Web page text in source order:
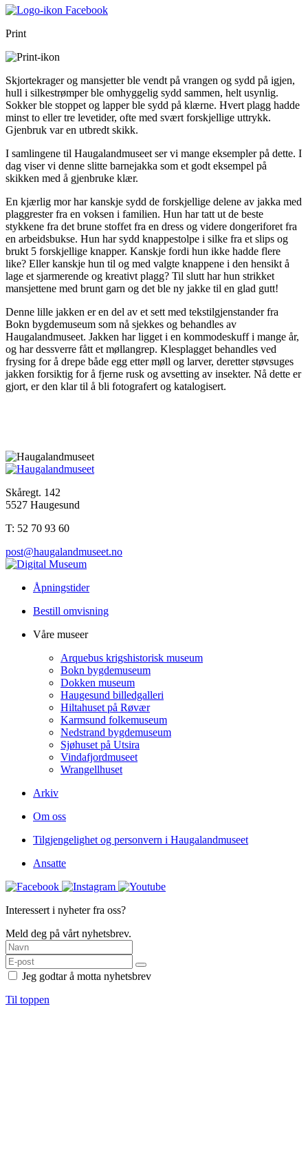
Print
Skjortekrager og mansjetter ble vendt på vrangen og sydd på igjen,
hull i silkestrømper ble omhyggelig sydd sammen, helt usynlig.
Sokker ble stoppet og lapper ble sydd på klærne. Hvert plagg hadde
minst to eller tre levetider, ofte med svært forskjellige uttrykk.
Gjenbruk var en utbredt skikk.
I samlingene til Haugalandmuseet ser vi mange eksempler på dette. I
dag viser vi denne slitte barnejakka som et godt eksempel på
skikken med å gjenbruke klær.
En kjærlig mor har kanskje sydd de forskjellige delene av jakka med
plaggrester fra en voksen i familien. Hun har tatt ut de beste
stykkene fra det brune stoffet fra en dress og videre dongeriforet fra
en arbeidsbukse. Hun har sydd knappestolpe i silke fra et slips og
brukt 5 forskjellige knapper. Kanskje fordi hun ikke hadde flere
like? Eller kanskje hun til og med valgte knappene i den hensikt å
lage et sjarmerende og kreativt plagg? Til slutt har hun strikket
mansjettene med brunt garn og det ble ny jakke til en glad gutt!
Denne lille jakken er en del av et sett med tekstilgjenstander fra
Bokn bygdemuseum som nå sjekkes og behandles av
Haugalandmuseet. Jakken har ligget i en kommodeskuff i mange år,
og har dessverre fått et møllangrep. Klesplagget behandles ved
frysing for å drepe både egg etter møll og larver, deretter støvsuges
jakken forsiktig for å fjerne rusk og avsetting av insekter. Nå dette er
gjort, er den klar til å bli fotografert og katalogisert.
Skåregt. 142
5527 Haugesund
T: 52 70 93 60
post@haugalandmuseet.no
Åpningstider
Bestill omvisning
Våre museer
Arquebus krigshistorisk museum
Bokn bygdemuseum
Dokken museum
Haugesund billedgalleri
Hiltahuset på Røvær
Karmsund folkemuseum
Nedstrand bygdemuseum
Sjøhuset på Utsira
Vindafjordmuseet
Wrangellhuset
Arkiv
Om oss
Tilgjengelighet og personvern i Haugalandmuseet
Ansatte
Interessert i nyheter fra oss?
Meld deg på vårt nyhetsbrev.
Jeg godtar å motta nyhetsbrev
Til toppen